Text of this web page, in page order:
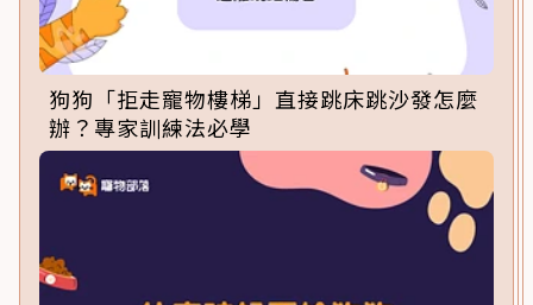
狗狗「拒走寵物樓梯」直接跳床跳沙發怎麼
辦？專家訓練法必學